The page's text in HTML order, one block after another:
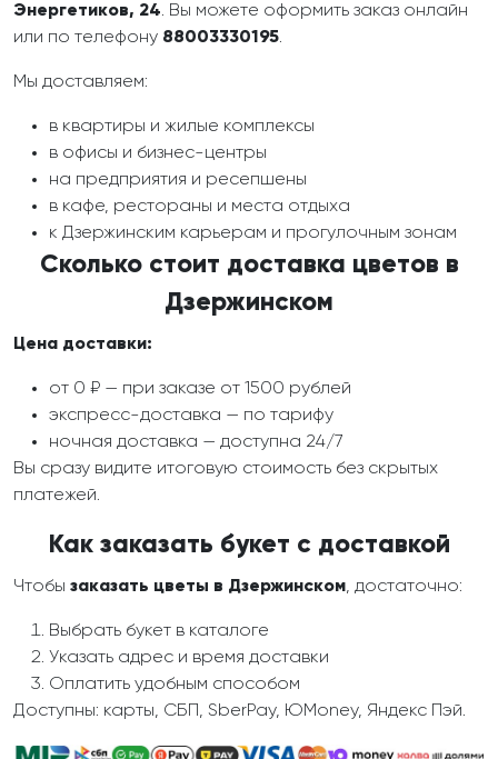
Энергетиков, 24. Вы можете оформить заказ онлайн
или по телефону 88003330195.
Мы доставляем:
в квартиры и жилые комплексы
в офисы и бизнес-центры
на предприятия и ресепшены
в кафе, рестораны и места отдыха
к Дзержинским карьерам и прогулочным зонам
Сколько стоит доставка цветов в
Дзержинском
Цена доставки:
от 0 ₽ — при заказе от 1500 рублей
экспресс-доставка — по тарифу
ночная доставка — доступна 24/7
Вы сразу видите итоговую стоимость без скрытых
платежей.
Как заказать букет с доставкой
Чтобы заказать цветы в Дзержинском, достаточно:
Выбрать букет в каталоге
Указать адрес и время доставки
Оплатить удобным способом
Доступны: карты, СБП, SberPay, ЮMoney, Яндекс Пэй.